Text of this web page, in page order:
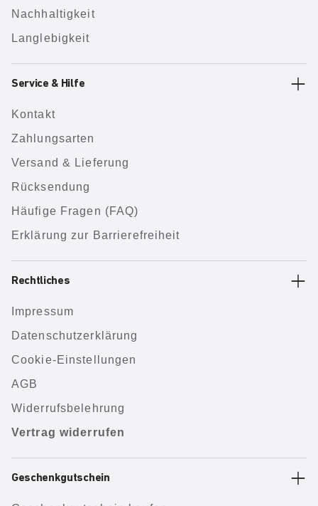
Nachhaltigkeit
Langlebigkeit
Service & Hilfe
Kontakt
Zahlungsarten
Versand & Lieferung
Rücksendung
Häufige Fragen (FAQ)
Erklärung zur Barrierefreiheit
Rechtliches
Impressum
Datenschutzerklärung
Cookie-Einstellungen
AGB
Widerrufsbelehrung
Vertrag widerrufen
Geschenkgutschein